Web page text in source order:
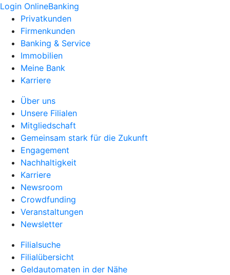
Login OnlineBanking
Privatkunden
Firmenkunden
Banking & Service
Immobilien
Meine Bank
Karriere
Über uns
Unsere Filialen
Mitgliedschaft
Gemeinsam stark für die Zukunft
Engagement
Nachhaltigkeit
Karriere
Newsroom
Crowdfunding
Veranstaltungen
Newsletter
Filialsuche
Filialübersicht
Geldautomaten in der Nähe